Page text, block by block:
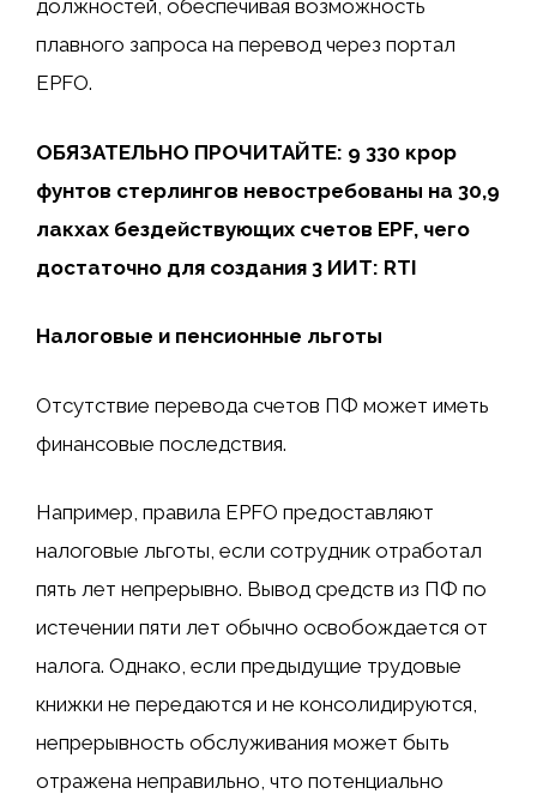
должностей, обеспечивая возможность
плавного запроса на перевод через портал
EPFO.
ОБЯЗАТЕЛЬНО ПРОЧИТАЙТЕ: 9 330 крор
фунтов стерлингов невостребованы на 30,9
лакхах бездействующих счетов EPF, чего
достаточно для создания 3 ИИТ: RTI
Налоговые и пенсионные льготы
Отсутствие перевода счетов ПФ может иметь
финансовые последствия.
Например, правила EPFO ​​предоставляют
налоговые льготы, если сотрудник отработал
пять лет непрерывно. Вывод средств из ПФ по
истечении пяти лет обычно освобождается от
налога. Однако, если предыдущие трудовые
книжки не передаются и не консолидируются,
непрерывность обслуживания может быть
отражена неправильно, что потенциально